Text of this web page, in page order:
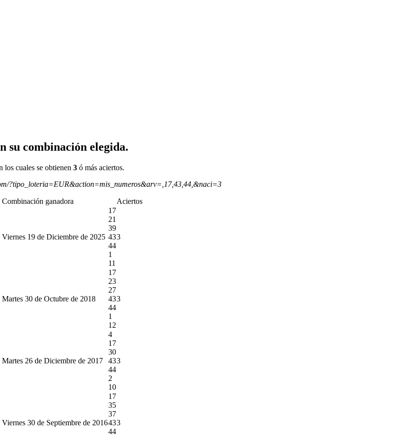
su combinación elegida.
los cuales se obtienen 3 ó más aciertos.
?tipo_loteria=EUR&action=mis_numeros&arv=,17,43,44,&naci=3
Combinación ganadora Aciertos
Viernes 19 de Diciembre de 2025
17
21
39
43
44
1
11
3
Martes 30 de Octubre de 2018
17
23
27
43
44
1
12
3
Martes 26 de Diciembre de 2017
4
17
30
43
44
2
10
3
Viernes 30 de Septiembre de 2016
17
35
37
43
44
3